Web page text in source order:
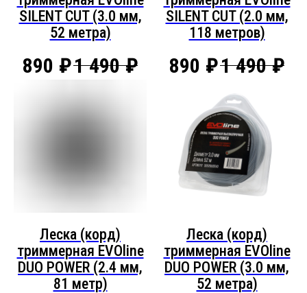
SILENT CUT (3.0 мм,
52 метра)
890 ₽1 490 ₽
SILENT CUT (2.0 мм,
118 метров)
890 ₽1 490 ₽
Леска (корд)
триммерная EVOline
DUO POWER (2.4 мм,
81 метр)
Леска (корд)
триммерная EVOline
DUO POWER (3.0 мм,
52 метра)